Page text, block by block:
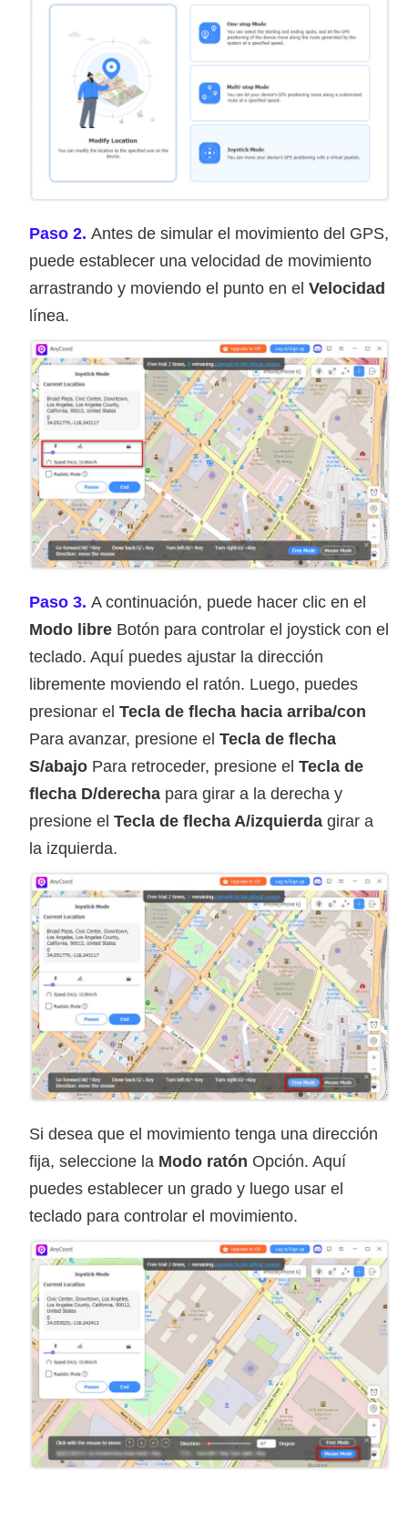
Paso 2. Antes de simular el movimiento del GPS,
puede establecer una velocidad de movimiento
arrastrando y moviendo el punto en el Velocidad
línea.
Paso 3. A continuación, puede hacer clic en el
Modo libre Botón para controlar el joystick con el
teclado. Aquí puedes ajustar la dirección
libremente moviendo el ratón. Luego, puedes
presionar el Tecla de flecha hacia arriba/con
Para avanzar, presione el Tecla de flecha
S/abajo Para retroceder, presione el Tecla de
flecha D/derecha para girar a la derecha y
presione el Tecla de flecha A/izquierda girar a
la izquierda.
Si desea que el movimiento tenga una dirección
fija, seleccione la Modo ratón Opción. Aquí
puedes establecer un grado y luego usar el
teclado para controlar el movimiento.